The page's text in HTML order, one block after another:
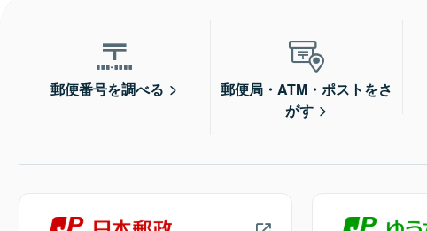
郵便番号を調べる
郵便局・ATM・ポストをさ
がす